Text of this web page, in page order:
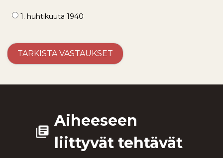
1. huhtikuuta 1940
library_books
Aiheeseen
liittyvät tehtävät